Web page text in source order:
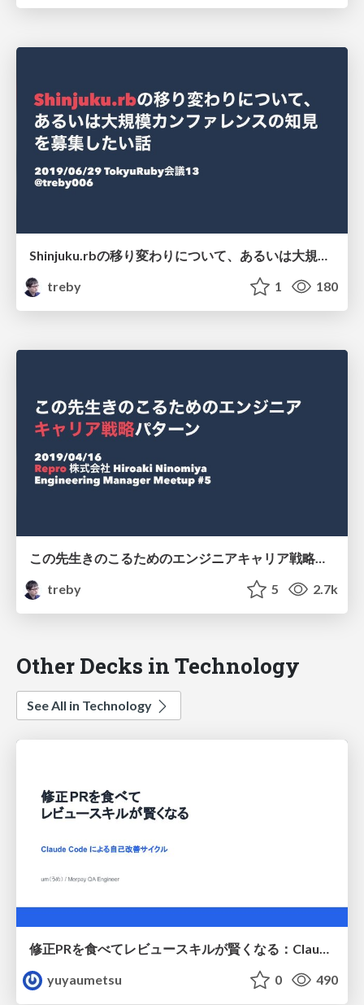
Shinjuku.rbの移り変わりについて、あるいは大規模カンファレンスの知見を募集したい話 #tqrk13
treby
1 180
この先生きのこるためのエンジニアキャリア戦略パターン #em_meetup
treby
5 2.7k
Other Decks in Technology
See All in Technology
yuyaumetsu
0 490